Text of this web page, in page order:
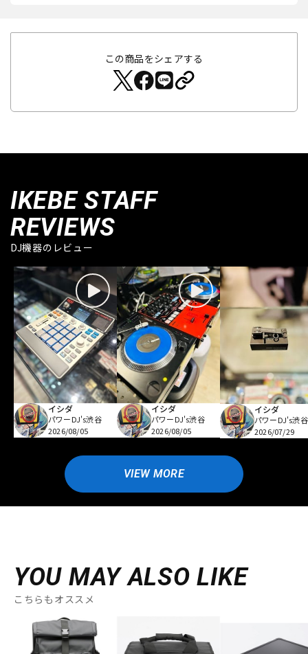
この商品をシェアする
IKEBE STAFF
REVIEWS
DJ機器のレビュー
イシダ
パワーDJ's渋谷
2026/08/05
イシダ
パワーDJ's渋谷
2026/08/05
イシダ
パワーDJ's渋谷
2026/07/29
VIEW MORE
YOU MAY ALSO LIKE
こちらもオススメ